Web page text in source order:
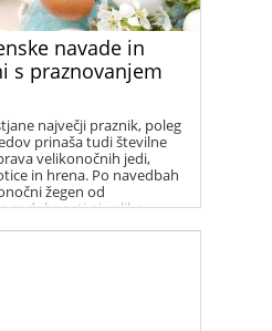
navade in
s praznovanjem
največji praznik, poleg
prinaša tudi številne
velikonočnih jedi,
in hrena. Po navedbah
žegen od
sodobnosti ni veliko